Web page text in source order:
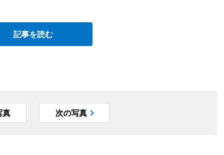
記事を読む
真 次の写真